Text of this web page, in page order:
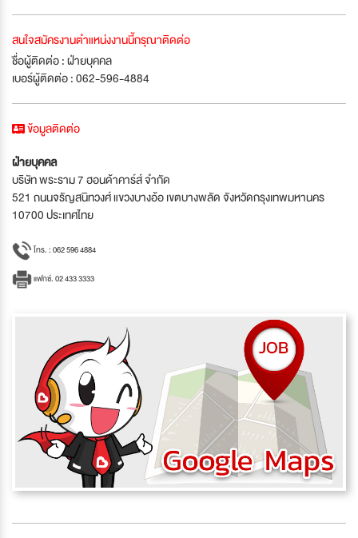
สนใจสมัครงานตำแหน่งงานนี้กรุณาติดต่อ
ชื่อผู้ติดต่อ : ฝ่ายบุคคล
เบอร์ผู้ติดต่อ : 062-596-4884
ข้อมูลติดต่อ
ฝ่ายบุคคล
บริษัท พระราม 7 ฮอนด้าคาร์ส์ จำกัด
521 ถนนจรัญสนิทวงศ์ แขวงบางอ้อ เขตบางพลัด จังหวัดกรุงเทพมหานคร
10700 ประเทศไทย
โทร. : 062 596 4884
แฟกซ์. 02 433 3333